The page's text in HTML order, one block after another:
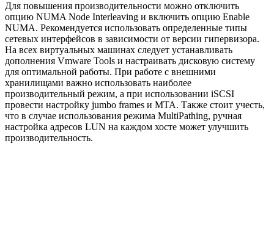
Для повышения производительности можно отключить
опцию NUMA Node Interleaving и включить опцию Enable
NUMA. Рекомендуется использовать определенные типы
сетевых интерфейсов в зависимости от версии гипервизора.
На всех виртуальных машинах следует устанавливать
дополнения Vmware Tools и настраивать дисковую систему
для оптимальной работы. При работе с внешними
хранилищами важно использовать наиболее
производительный режим, а при использовании iSCSI
провести настройку jumbo frames и MTA. Также стоит учесть,
что в случае использования режима MultiPathing, ручная
настройка адресов LUN на каждом хосте может улучшить
производительность.